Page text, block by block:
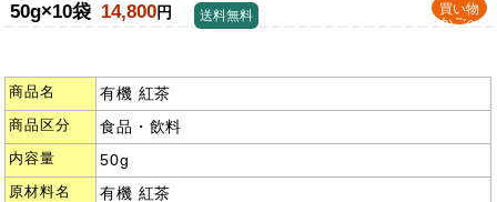
50g×10袋 14,800円
買い物
かごへ
送料無料
商品名 有機 紅茶
商品区分 食品・飲料
内容量 50g
原材料名 有機 紅茶